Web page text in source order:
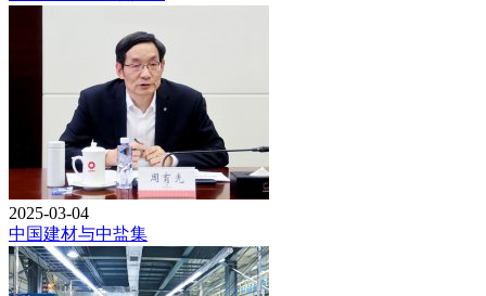
2025-03-04
中国建材与中盐集